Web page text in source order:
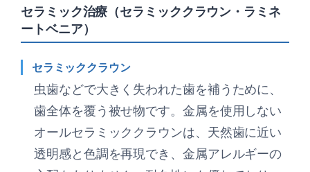
セラミック治療（セラミッククラウン・ラミネ
ートベニア）
セラミッククラウン
虫歯などで大きく失われた歯を補うために、
歯全体を覆う被せ物です。金属を使用しない
オールセラミッククラウンは、天然歯に近い
透明感と色調を再現でき、金属アレルギーの